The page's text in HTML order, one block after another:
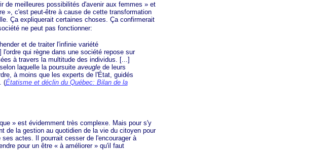
de meilleures possibilités d'avenir aux femmes »et
», c'est peut-être à cause de cette transformation
Ça expliquerait certaines choses. Ça confirmerait
ne peut pas fonctionner:
et de traiter l'infinie variété
qui règne dans une société repose sur
à travers la multitude des individus. [...]
laquelle la poursuite aveugle de leurs
à moins que les experts de l'État, guidés
(Étatisme et déclin du Québec: Bilan de la
»est évidemment très complexe. Mais pour s'y
de la gestion au quotidien de la vie du citoyen pour
actes. Il pourrait cesser de l'encourager à
pour un être « à améliorer »qu'il faut